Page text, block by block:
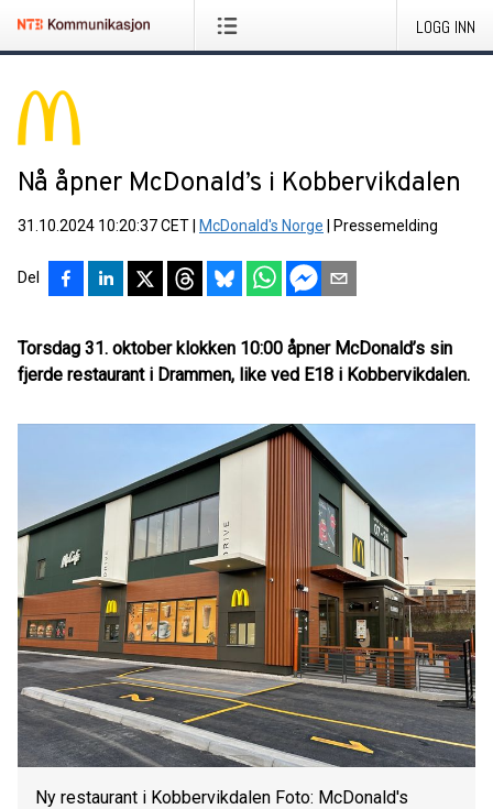
LOGG INN
Nå åpner McDonald’s i Kobbervikdalen
31.10.2024 10:20:37 CET McDonald's Norge Pressemelding
Del
Torsdag 31. oktober klokken 10:00 åpner McDonald’s sin
fjerde restaurant i Drammen, like ved E18 i Kobbervikdalen.
Ny restaurant i Kobbervikdalen Foto: McDonald's